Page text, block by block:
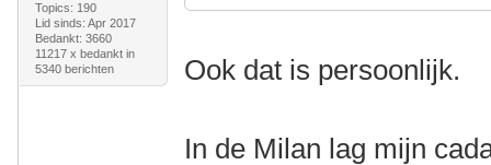
Topics: 190
Lid sinds: Apr 2017
Bedankt: 3660
11217 x bedankt in
5340 berichten
Ook dat is persoonlijk.
In de Milan lag mijn